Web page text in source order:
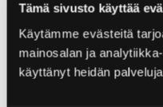
Tämä sivusto käyttää
Käytämme evästeitä
mainosalan ja
käyttänyt heidän